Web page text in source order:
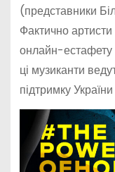
(представники
Фактично
онлайн-
ці музиканти
підтримку